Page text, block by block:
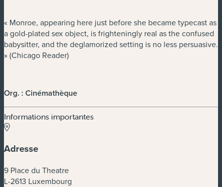
« Monroe, appearing here just before she became typecast as
a gold-plated sex object, is frighteningly real as the confused
babysitter, and the deglamorized setting is no less persuasive.
» (Chicago Reader)
Org. : Cinémathèque
Informations importantes
Adresse
9 Place du Theatre
L-2613 Luxembourg